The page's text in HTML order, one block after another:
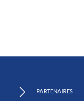
PARTENAIRES